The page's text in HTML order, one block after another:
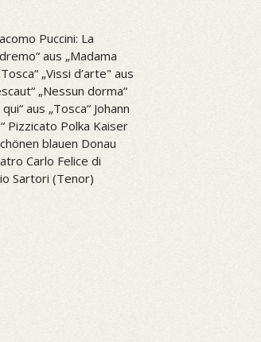
Puccini: La
aus „Madama
„Vissi d’arte" aus
„Nessun dorma“
aus „Tosca“ Johann
Pizzicato Polka Kaiser
blauen Donau
Carlo Felice di
Sartori (Tenor)